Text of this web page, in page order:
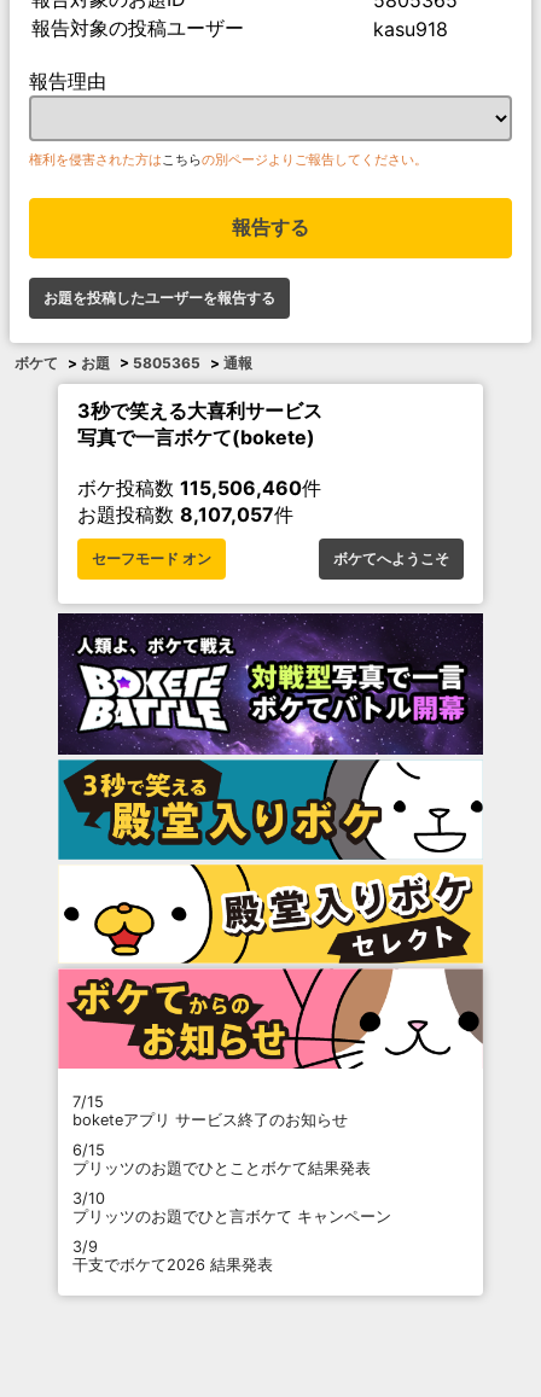
報告対象の投稿ユーザー
kasu918
報告理由
権利を侵害された方はこちらの別ページよりご報告してください。
報告する
お題を投稿したユーザーを報告する
ボケて > お題 > 5805365 > 通報
3秒で笑える大喜利サービス
写真で一言ボケて(bokete)
ボケ投稿数 115,506,460件
お題投稿数 8,107,057件
セーフモード オン ボケてへようこそ
7/15
boketeアプリ サービス終了のお知らせ
6/15
プリッツのお題でひとことボケて結果発表
3/10
プリッツのお題でひと言ボケて キャンペーン
3/9
干支でボケて2026 結果発表